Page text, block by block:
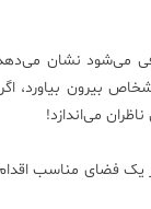
معرفی می‌شود نشان
بیرون بیاورد،
می‌اندازد!
یک فضای مناسب